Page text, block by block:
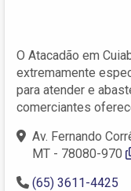
O Atacadão em
extremamente
para atender e
comerciantes
Av. Fernando
MT - 78080-970
(65) 3611-4425